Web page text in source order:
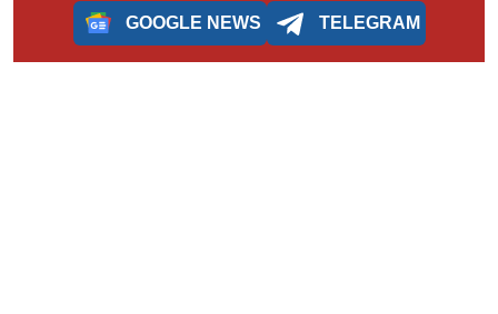
GOOGLE NEWS TELEGRAM